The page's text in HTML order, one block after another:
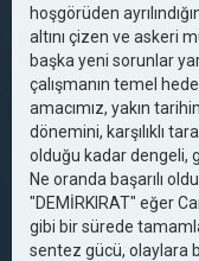
hoşgörüden
altını çizen ve askeri
başka yeni sorunlar
çalışmanın temel
amacımız, yakın
dönemini, karşılıklı
olduğu kadar dengeli,
Ne oranda başarılı
"DEMİRKIRAT" eğer
gibi bir sürede
sentez gücü, olaylara